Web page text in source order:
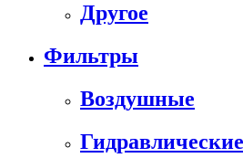
Другое
Фильтры
Воздушные
Гидравлические